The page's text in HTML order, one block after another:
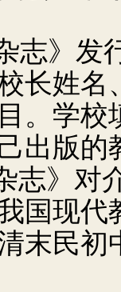
志》
长姓名
。学校
出版的
志》
国现代
末民初